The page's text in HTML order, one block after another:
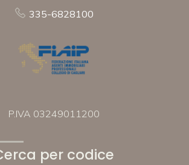
335-6828100
P.IVA 03249011200
per codice